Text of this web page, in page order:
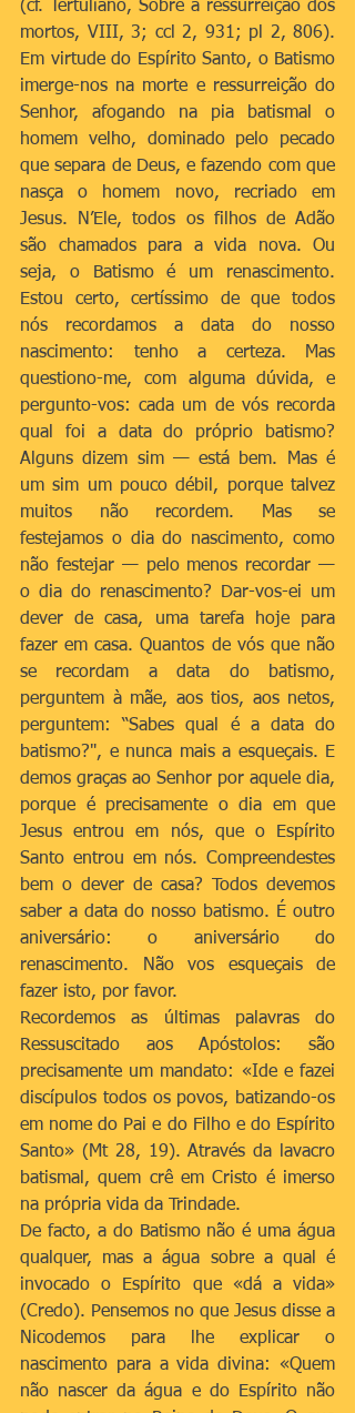
(cf. Tertuliano, Sobre a ressurreição dos
mortos, VIII, 3; ccl 2, 931; pl 2, 806).
Em virtude do Espírito Santo, o Batismo
imerge-nos na morte e ressurreição do
Senhor, afogando na pia batismal o
homem velho, dominado pelo pecado
que separa de Deus, e fazendo com que
nasça o homem novo, recriado em
Jesus. N’Ele, todos os filhos de Adão
são chamados para a vida nova. Ou
seja, o Batismo é um renascimento.
Estou certo, certíssimo de que todos
nós recordamos a data do nosso
nascimento: tenho a certeza. Mas
questiono-me, com alguma dúvida, e
pergunto-vos: cada um de vós recorda
qual foi a data do próprio batismo?
Alguns dizem sim — está bem. Mas é
um sim um pouco débil, porque talvez
muitos não recordem. Mas se
festejamos o dia do nascimento, como
não festejar — pelo menos recordar —
o dia do renascimento? Dar-vos-ei um
dever de casa, uma tarefa hoje para
fazer em casa. Quantos de vós que não
se recordam a data do batismo,
perguntem à mãe, aos tios, aos netos,
perguntem: “Sabes qual é a data do
batismo?", e nunca mais a esqueçais. E
demos graças ao Senhor por aquele dia,
porque é precisamente o dia em que
Jesus entrou em nós, que o Espírito
Santo entrou em nós. Compreendestes
bem o dever de casa? Todos devemos
saber a data do nosso batismo. É outro
aniversário: o aniversário do
renascimento. Não vos esqueçais de
fazer isto, por favor.
Recordemos as últimas palavras do
Ressuscitado aos Apóstolos: são
precisamente um mandato: «Ide e fazei
discípulos todos os povos, batizando-os
em nome do Pai e do Filho e do Espírito
Santo» (Mt 28, 19). Através da lavacro
batismal, quem crê em Cristo é imerso
na própria vida da Trindade.
De facto, a do Batismo não é uma água
qualquer, mas a água sobre a qual é
invocado o Espírito que «dá a vida»
(Credo). Pensemos no que Jesus disse a
Nicodemos para lhe explicar o
nascimento para a vida divina: «Quem
não nascer da água e do Espírito não